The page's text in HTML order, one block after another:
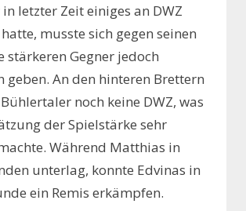
letzter Zeit einiges an DWZ
musste sich gegen seinen
stärkeren Gegner jedoch
geben. An den hinteren Brettern
noch keine DWZ, was
der Spielstärke sehr
Während Matthias in
unterlag, konnte Edvinas in
ein Remis erkämpfen.